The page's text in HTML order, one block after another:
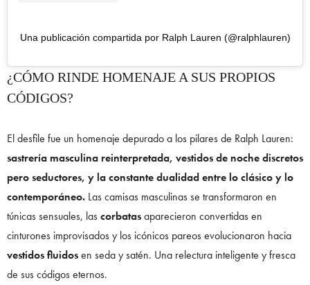
Una publicación compartida por Ralph Lauren (@ralphlauren)
¿CÓMO RINDE HOMENAJE A SUS PROPIOS
CÓDIGOS?
El desfile fue un homenaje depurado a los pilares de Ralph Lauren:
sastrería masculina reinterpretada, vestidos de noche discretos
pero seductores, y la constante dualidad entre lo clásico y lo
contemporáneo. Las camisas masculinas se transformaron en
túnicas sensuales, lascorbatasaparecieron convertidas en
cinturones improvisados y los icónicos pareos evolucionaron hacia
vestidos fluidosen seda y satén. Una relectura inteligente y fresca
de sus códigos eternos.